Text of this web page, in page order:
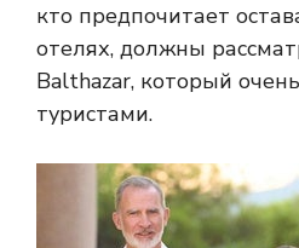
кто предпочитает
отелях, должны
Balthazar, который
туристами.